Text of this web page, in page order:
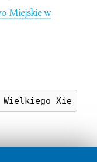
Miejskie w